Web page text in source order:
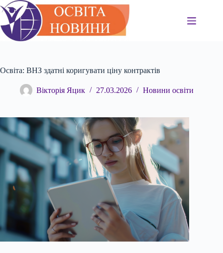
Перейти
до
вмісту
Освіта: ВНЗ здатні коригувати ціну контрактів
Вікторія Яцик 27.03.2026 Новини освіти